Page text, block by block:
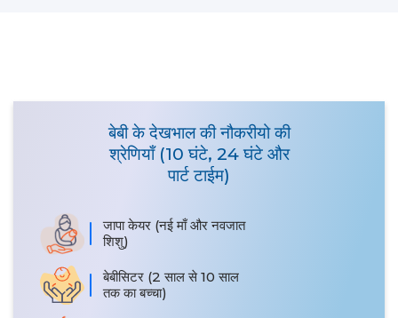
बेबी के देखभाल की नौकरीयो की
श्रेणियाँ (10 घंटे, 24 घंटे और
पार्ट टाईम)
जापा केयर (नई माँ और नवजात
शिशु)
बेबीसिटर (2 साल से 10 साल
तक का बच्चा)